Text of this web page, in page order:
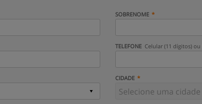
SOBRENOME
TELEFONE Celular (11 dígitos)
CIDADE